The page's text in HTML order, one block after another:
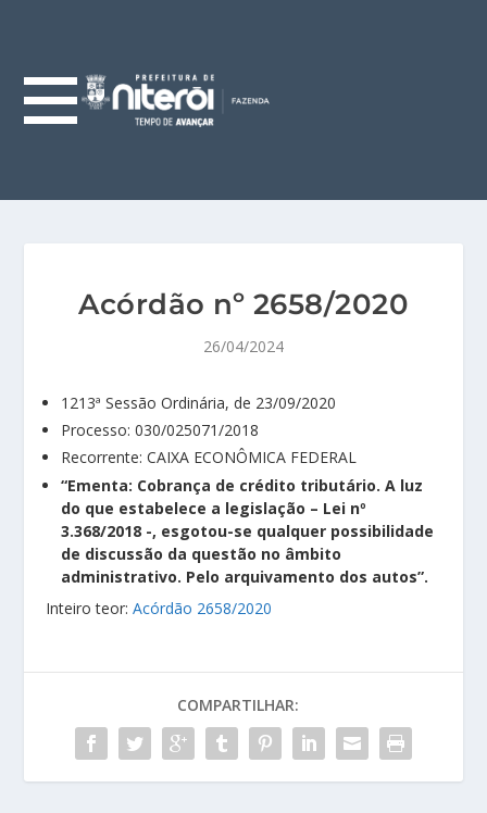
Acórdão nº 2658/2020
26/04/2024
1213ª Sessão Ordinária, de 23/09/2020
Processo: 030/025071/2018
Recorrente: CAIXA ECONÔMICA FEDERAL
“Ementa: Cobrança de crédito tributário. A luz
do que estabelece a legislação – Lei nº
3.368/2018 -, esgotou-se qualquer possibilidade
de discussão da questão no âmbito
administrativo. Pelo arquivamento dos autos”.
Inteiro teor:Acórdão 2658/2020
COMPARTILHAR: